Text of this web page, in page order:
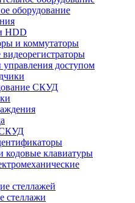
оборудование
HDD
и коммутаторы
доступом
СКУД
СКУД
кодовые клавиатуры
стеллажей
стеллажи